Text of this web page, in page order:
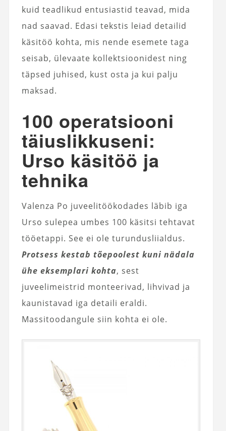
kuid teadlikud entusiastid teavad, mida
nad saavad. Edasi tekstis leiad detailid
käsitöö kohta, mis nende esemete taga
seisab, ülevaate kollektsioonidest ning
täpsed juhised, kust osta ja kui palju
maksad.
100 operatsiooni
täiuslikkuseni:
Urso käsitöö ja
tehnika
Valenza Po juveelitöökodades läbib iga
Urso sulepea umbes 100 käsitsi tehtavat
tööetappi. See ei ole turundusliialdus.
Protsess kestab tõepoolest kuni nädala
ühe eksemplari kohta, sest
juveelimeistrid monteerivad, lihvivad ja
kaunistavad iga detaili eraldi.
Massitoodangule siin kohta ei ole.